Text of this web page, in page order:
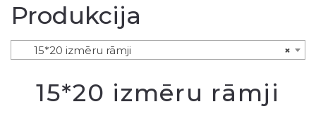
Produkcija
×
15*20 izmēru rāmji
15*20 izmēru rāmji